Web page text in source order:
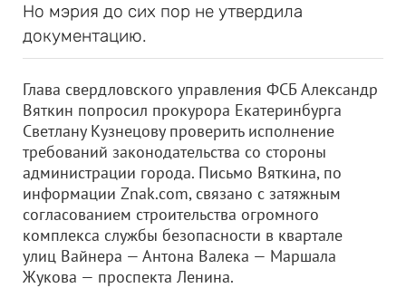
Но мэрия до сих пор не утвердила
документацию.
Глава свердловского управления ФСБ Александр
Вяткин попросил прокурора Екатеринбурга
Светлану Кузнецову проверить исполнение
требований законодательства со стороны
администрации города. Письмо Вяткина, по
информации Znak.com, связано с затяжным
согласованием строительства огромного
комплекса службы безопасности в квартале
улиц Вайнера — Антона Валека — Маршала
Жукова — проспекта Ленина.